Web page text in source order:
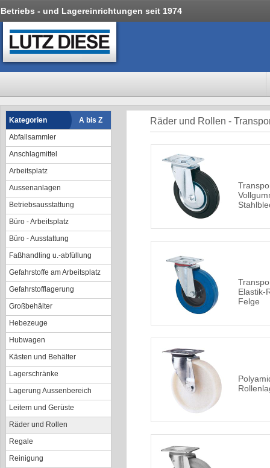
Betriebs - und Lagereinrichtungen seit 1974
Kategorien
A bis Z
Abfallsammler
Anschlagmittel
Arbeitsplatz
Aussenanlagen
Betriebsausstattung
Büro - Arbeitsplatz
Büro - Ausstattung
Faßhandling u.-abfüllung
Gefahrstoffe am Arbeitsplatz
Gefahrstofflagerung
Großbehälter
Hebezeuge
Hubwagen
Kästen und Behälter
Lagerschränke
Lagerung Aussenbereich
Leitern und Gerüste
Räder und Rollen
Regale
Reinigung
Räder und Rollen -
Elastik-
Felge